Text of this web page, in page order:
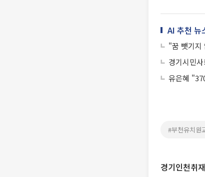
AI 추천 뉴
"꿈 뺏기
경기시민
유은혜
#부천유치원
경기인천취